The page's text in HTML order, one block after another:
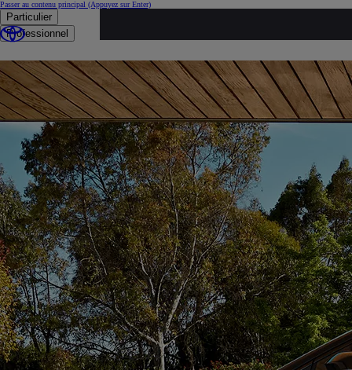
Passer au contenu principal (Appuyez sur Enter)
Particulier
Professionnel